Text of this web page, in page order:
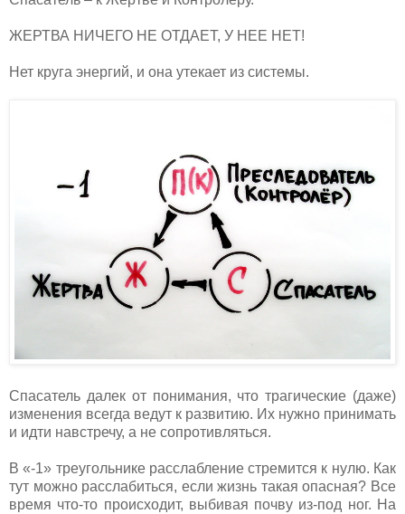
ЖЕРТВА НИЧЕГО НЕ ОТДАЕТ, У НЕЕ НЕТ!
Нет круга энергий, и она утекает из системы.
Спасатель далек от понимания, что трагические (даже)
изменения всегда ведут к развитию. Их нужно принимать
и идти навстречу, а не сопротивляться.
В «-1» треугольнике расслабление стремится к нулю. Как
тут можно расслабиться, если жизнь такая опасная? Все
время что-то происходит, выбивая почву из-под ног. На